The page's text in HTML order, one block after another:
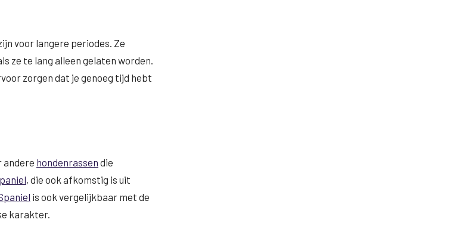
voor langere periodes. Ze
ze te lang alleen gelaten worden.
zorgen dat je genoeg tijd hebt
andere hondenrassen die
, die ook afkomstig is uit
is ook vergelijkbaar met de
karakter.